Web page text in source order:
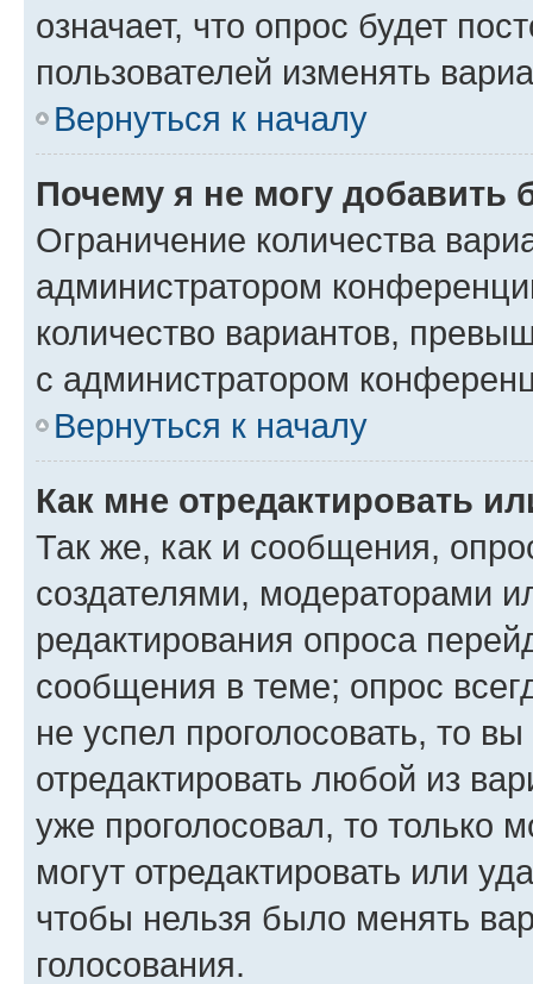
означает, что опрос будет
пользователей изменять
Вернуться к началу
Почему я не могу добавить
Ограничение количества
администратором
количество вариантов,
с администратором
Вернуться к началу
Как мне отредактировать
Так же, как и сообщения,
создателями, модераторами
редактирования опроса
сообщения в теме; опрос
не успел проголосовать, то
отредактировать любой из
уже проголосовал, то только
могут отредактировать или
чтобы нельзя было менять
голосования.